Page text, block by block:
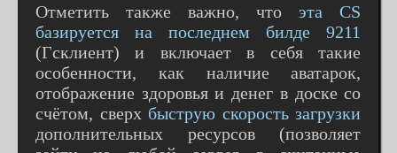
Отметить также важно, что эта CS
базируется на последнем билде 9211
(Гсклиент) и включает в себя такие
особенности, как наличие аватарок,
отображение здоровья и денег в доске со
счётом, сверх быструю скорость загрузки
дополнительных ресурсов (позволяет